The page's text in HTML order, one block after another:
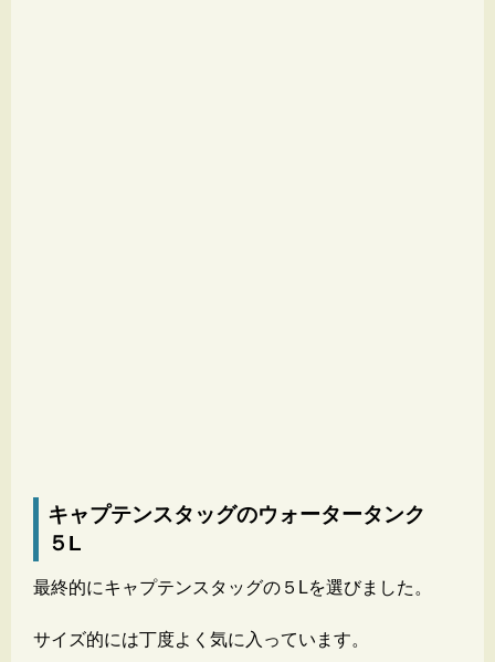
キャプテンスタッグのウォータータンク
５L
最終的にキャプテンスタッグの５Lを選びました。
サイズ的には丁度よく気に入っています。